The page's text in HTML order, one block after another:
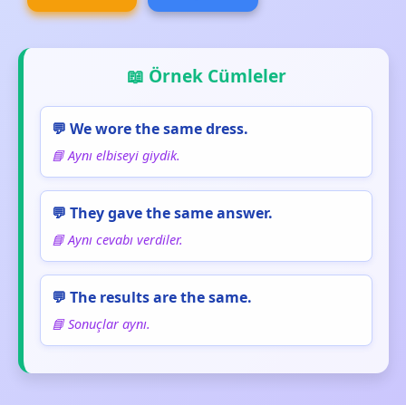
📖 Örnek Cümleler
💬 We wore the same dress.
📘 Aynı elbiseyi giydik.
💬 They gave the same answer.
📘 Aynı cevabı verdiler.
💬 The results are the same.
📘 Sonuçlar aynı.